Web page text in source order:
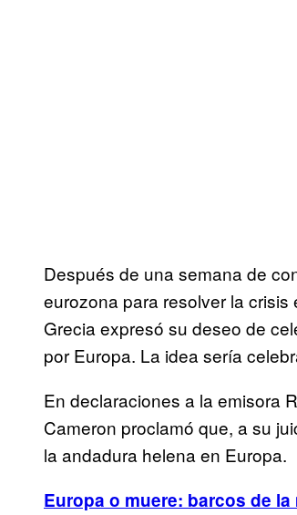
Después de una semana de
eurozona para resolver la
Grecia expresó su deseo de
por Europa. La idea sería
En declaraciones a la emisora
Cameron proclamó que, a su
la andadura helena en Europa.
Europa o muere: barcos de